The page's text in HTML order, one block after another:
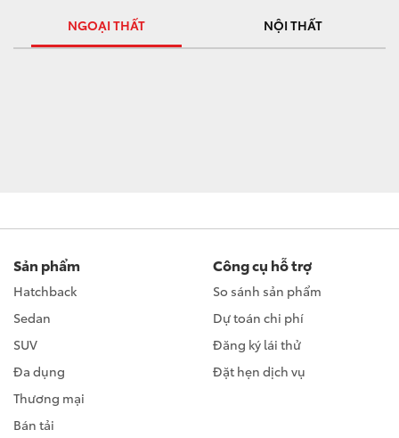
NGOẠI THẤT NỘI THẤT
Sản phẩm
Hatchback
Sedan
SUV
Đa dụng
Thương mại
Bán tải
Công cụ hỗ trợ
So sánh sản phẩm
Dự toán chi phí
Đăng ký lái thử
Đặt hẹn dịch vụ